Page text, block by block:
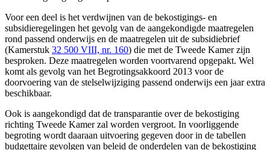
Voor een deel is het verdwijnen van de bekostigings- en
subsidieregelingen het gevolg van de aangekondigde maatregelen
rond passend onderwijs en de maatregelen uit de subsidiebrief
(Kamerstuk 32 500 VIII, nr. 160) die met de Tweede Kamer zijn
besproken. Deze maatregelen worden voortvarend opgepakt. Wel
komt als gevolg van het Begrotingsakkoord 2013 voor de
doorvoering van de stelselwijziging passend onderwijs een jaar extra
beschikbaar.
Ook is aangekondigd dat de transparantie over de bekostiging
richting Tweede Kamer zal worden vergroot. In voorliggende
begroting wordt daaraan uitvoering gegeven door in de tabellen
budgettaire gevolgen van beleid de onderdelen van de bekostiging